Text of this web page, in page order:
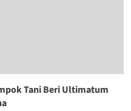
Tani Beri Ultimatum